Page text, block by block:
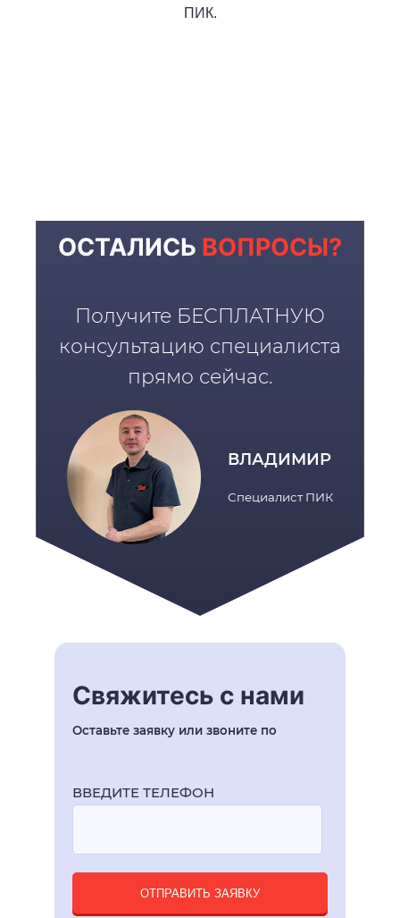
ПИК.
ОСТАЛИСЬ ВОПРОСЫ?
Получите БЕСПЛАТНУЮ
консультацию специалиста
прямо сейчас.
ВЛАДИМИР
Специалист ПИК
Свяжитесь с нами
Оставьте заявку или звоните по
ВВЕДИТЕ ТЕЛЕФОН
ОТПРАВИТЬ ЗАЯВКУ